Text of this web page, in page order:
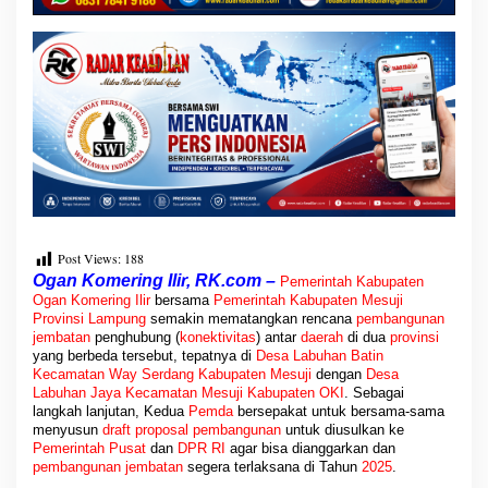
K
n
e
k
t
i
v
i
t
a
n
t
a
r
D
a
e
r
a
h
Post Views: 188
Ogan Komering Ilir, RK.com – Pemerintah Kabupaten
Ogan Komering Ilirbersama Pemerintah Kabupaten Mesuji
Provinsi Lampung semakin mematangkan rencana pembangunan
jembatan penghubung (konektivitas) antar daerah di dua provinsi
yang berbeda tersebut, tepatnya di Desa Labuhan Batin
Kecamatan Way Serdang Kabupaten Mesuji dengan Desa
Labuhan Jaya Kecamatan Mesuji Kabupaten OKI . Sebagai
langkah lanjutan, Kedua Pemda bersepakat untuk bersama-sama
menyusun draft proposal pembangunan untuk diusulkan ke
Pemerintah Pusat dan DPR RI agar bisa dianggarkan dan
pembangunan jembatan segera terlaksana di Tahun 2025